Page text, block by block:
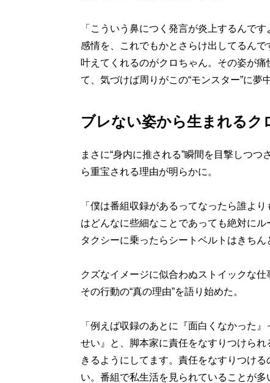
「こういう鼻につく発言が炎上するんで
感情を、これでもかとさらけ出してるん
叶えてくれるのがクロちゃん。その姿が
て、気づけば周りがこの“モンスター”に夢
ブレない姿から生まれるク
まさに“身内に推される”瞬間を目撃しつ
ら重宝される理由が明らかに。
「僕は番組収録があるってなったら誰よ
はどんなに些細なことであっても絶対に
タクシーに乗ったらシートベルトはきちん
クズなイメージに似合わぬストイックな
その行動の“真の理由”を語り始めた。
「例えば収録のあとに『面白くなかった
せい』と、脚本家に責任をなすりつけら
きるようにしてます。責任をなすりつけ
い。番組で私生活を見られていることが